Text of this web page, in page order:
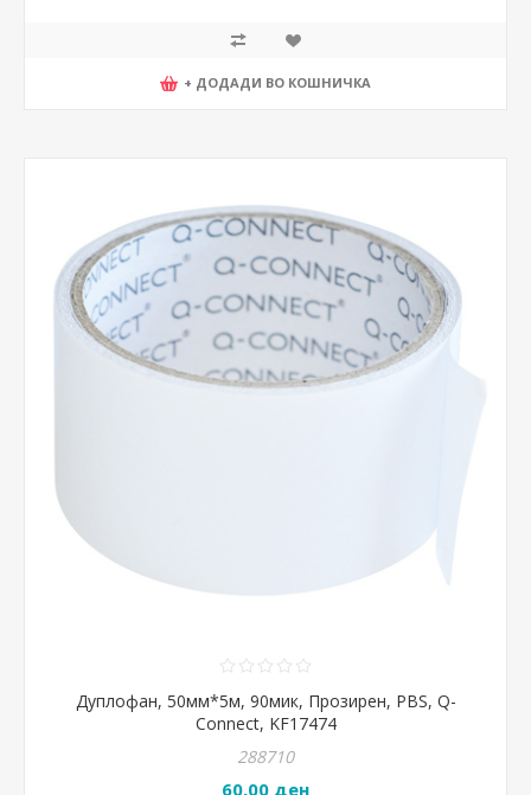
+ ДОДАДИ ВО КОШНИЧКА
Дуплофан, 50мм*5м, 90мик, Прозирен, PBS, Q-
Connect, KF17474
288710
60,00 ден